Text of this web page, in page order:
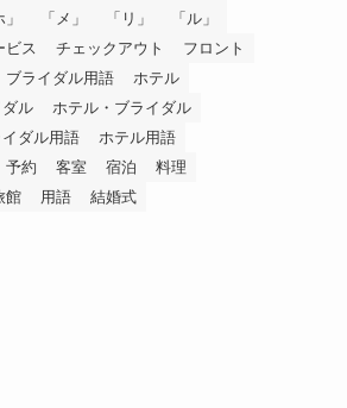
」 「メ」 「リ」
「ル」
ビス チェックアウト
フロント
ブライダル用語
ホテル
ル
ホテル・ブライダル
ダル用語
ホテル用語
予約 客室 宿泊
料理
館 用語 結婚式